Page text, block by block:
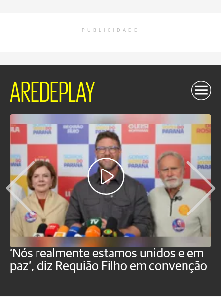
PUBLICIDADE
AREDEPLAY
‘Nós realmente estamos unidos e em
paz’, diz Requião Filho em convenção